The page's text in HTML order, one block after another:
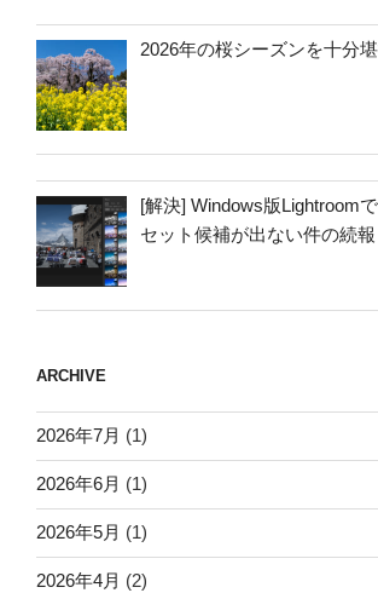
2026年の桜シーズンを十分
[解決] Windows版Lightroom
セット候補が出ない件の続報
ARCHIVE
2026年7月 (1)
2026年6月 (1)
2026年5月 (1)
2026年4月 (2)